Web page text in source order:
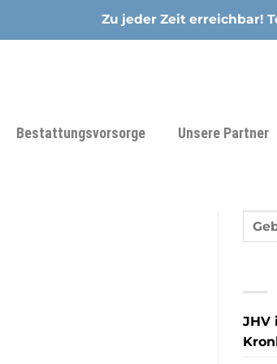
Zu jeder Zeit erreichbar!
Bestattungsvorsorge Unsere Partner
JHV